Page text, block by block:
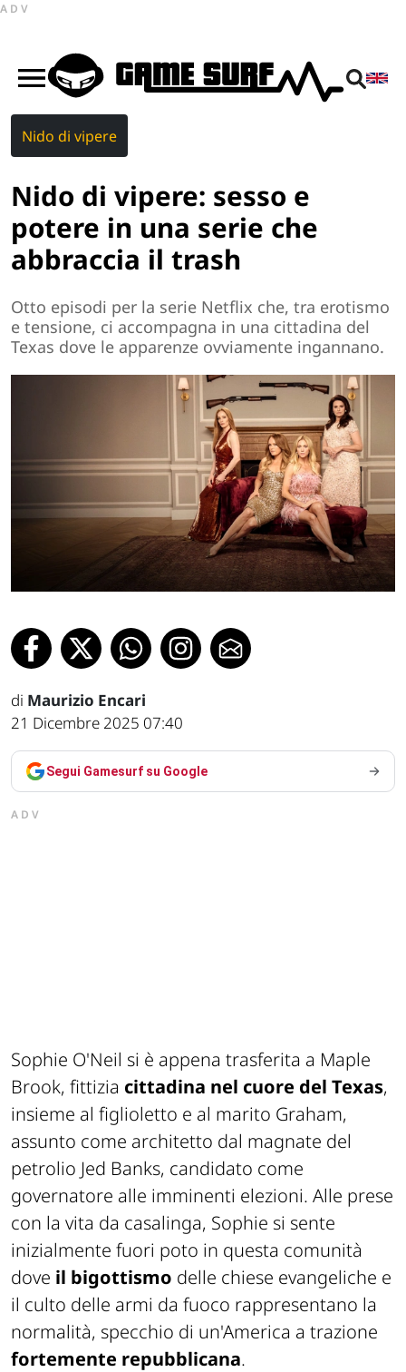
ADV
Nido di vipere
Nido di vipere: sesso e
potere in una serie che
abbraccia il trash
Otto episodi per la serie Netflix che, tra erotismo
e tensione, ci accompagna in una cittadina del
Texas dove le apparenze ovviamente ingannano.
di Maurizio Encari
21 Dicembre 2025 07:40
Segui Gamesurf su Google
ADV
Sophie O'Neil si è appena trasferita a Maple
Brook, fittizia cittadina nel cuore del Texas,
insieme al figlioletto e al marito Graham,
assunto come architetto dal magnate del
petrolio Jed Banks, candidato come
governatore alle imminenti elezioni. Alle prese
con la vita da casalinga, Sophie si sente
inizialmente fuori poto in questa comunità
dove il bigottismo delle chiese evangeliche e
il culto delle armi da fuoco rappresentano la
normalità, specchio di un'America a trazione
fortemente repubblicana.